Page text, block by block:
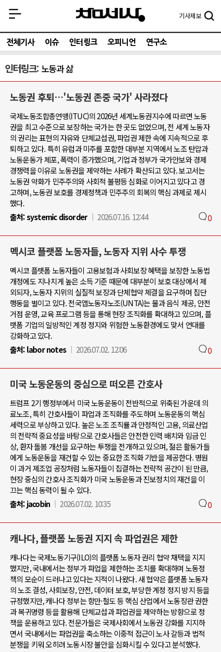
기사제보
전체기사 이슈 인터링크 오피니언 연구소
인터링크 노동과 삶
노동권 후퇴…'노동권 존중 국가' 사라졌다
국제노동조합총연맹(ITUC)의 2026년 세계노동권지수에 따르면 노동
권을 최고 수준으로 보장하는 국가는 한 곳도 없었으며, 전 세계 노동자
의 권리는 표현의 자유와 단체교섭권, 파업권 제한 속에 지속적으로 후
퇴하고 있다. 특히 유럽과 미주를 포함한 대부분 지역에서 노조 탄압과
노동운동가 체포, 폭력이 증가했으며, 기업과 정부가 국가안보와 경제
경쟁력을 이유로 노동권을 제약하는 사례가 확산되고 있다. 보고서는
노동권 약화가 민주주의와 사회적 불평등 심화로 이어지고 있다고 경
고하며, 노동권 보호를 경제정책과 민주주의 회복의 핵심 과제로 제시
했다.
출처:systemic disorder 2026.07.16. 12:44 0
멕시코 플랫폼 노동자들, 노동자 지위 사수 투쟁
멕시코 플랫폼 노동자들이 고용보험과 사회보장 혜택을 보장한 노동법
개정에도 지나치게 높은 소득 기준 때문에 대부분이 보호 대상에서 제
외되자, 노동자 지위의 실질적 보장과 단체협약 체결을 요구하며 집단
행동을 벌이고 있다. 전국앱노동자노조(UNTA)는 물과 음식 제공, 안전
거점 운영, 교육 프로그램 등을 통해 현장 조직화를 확대하고 있으며, 플
랫폼 기업의 일방적인 계정 정지와 위험한 노동환경에도 맞서 연대를
강화하고 있다.
출처: labor notes 2026.07.02. 12:06 0
미국 노동운동의 중심으로 떠오른 간호사
트럼프 2기 행정부에서 미국 노동운동이 전반적으로 위축된 가운데 의
료노조, 특히 간호사들이 파업과 조직화를 주도하며 노동운동의 핵심
세력으로 부상하고 있다. 높은 노조 조직률과 안정적인 고용, 의료산업
의 전략적 중요성을 바탕으로 간호사들은 안전한 인력 배치와 임금 인
상, 환자 돌봄 개선을 요구하는 투쟁을 전개하고 있으며, 젊은 활동가들
에게 노동운동을 재건할 수 있는 중요한 조직화 기반을 제공한다. 병원
이 과거 제조업 공장처럼 노동자들이 집결하는 전략적 공간이 된 만큼,
현장 중심의 간호사 조직화가 미국 노동운동과 진보정치의 재건을 이
끄는 핵심 동력이 될 수 있다.
출처: jacobin 2026.07.02. 10:35 0
캐나다, 플랫폼 노동권 지지 속 파업권은 제한
캐나다는 국제노동기구(ILO)의 플랫폼 노동자 권리 협약 채택을 지지
했지만, 국내에서는 정부가 파업을 제한하는 조치를 확대하며 노동정
책의 모순이 드러나고 있다는 지적이 나왔다. 새 협약은 플랫폼 노동자
의 노조 결성, 사회보장, 안전, 데이터 보호, 부당한 계정 정지 방지 등을
규정했지만, 캐나다 정부는 항만·철도 등 핵심 산업에서 노동장관 권한
과 복귀명령 등을 활용해 단체교섭과 파업권을 제약하는 방향으로 정
책을 운용하고 있다. 전문가들은 국제사회에서 노동권 강화를 지지하
면서 국내에서는 파업권을 축소하는 이중적 접근이 노사 갈등과 법적
분쟁을 키워 오히려 노동시장 불안을 심화시킬 수 있다고 분석했다.